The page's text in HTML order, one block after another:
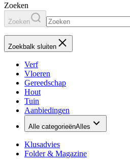
Zoeken
Zoeken
Zoekbalk sluiten
Verf
Vloeren
Gereedschap
Hout
Tuin
Aanbiedingen
Alle categorieënAlles
Klusadvies
Folder & Magazine